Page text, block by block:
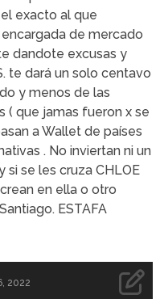
exacto al que
de mercado
dandote excusas y
te dará un solo centavo
y menos de las
( que jamas fueron x se
a Wallet de países
. No inviertan ni un
si se les cruza CHLOE
en ella o otro
ESTAFA
2022